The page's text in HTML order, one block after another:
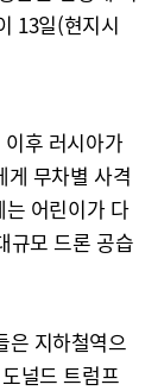
13일(현지시
후 러시아가
게 무차별 사격
어린이가 다
규모 드론 공습
은 지하철역으
널드 트럼프